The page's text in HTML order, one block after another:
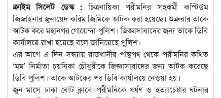
ক্রাইম সিলেট ডেস্ক : চিত্রনায়িকা পরীমনির সহকর্মী কস্টিউম
জিজাইনার জুনায়েদ করিম জিমিকে আটক করা হয়েছে। শুক্রবার তাকে
আটক করে মহানগর গোয়েন্দা পুলিশ। জিজ্ঞাসাবাদের জন্য তাকে ডিবি
কার্যালয়ে রাখা হয়েছে বলে জানিয়েছে পুলিশ।
এর আগে এ দিন সন্ধ্যায় রাজধানীর পান্থপথ থেকে পরীমনির কথিত
‘মম’ নির্মাতা চয়নিকা চৌধুরীকে জিজ্ঞাসাবাদের জন্য আটক করেছে
ডিবি পুলিশ। তাকে আটকের পর ডিবি কার্যালয়ে নেওয়া হয়।
জুন মাসে ঢাকা বোট ক্লাবে পরীমনিকে ধর্ষণ ও হত্যাচেষ্টার ঘটনার